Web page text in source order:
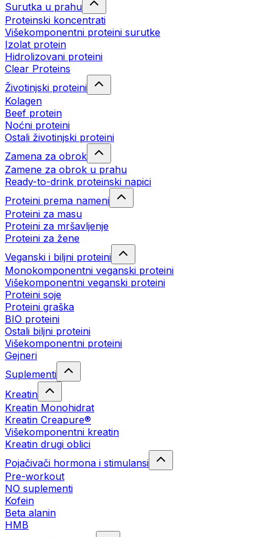
Surutka u prahu
Proteinski koncentrati
Višekomponentni proteini surutke
Izolat protein
Hidrolizovani proteini
Clear Proteins
Životinjski proteini
Kolagen
Beef protein
Noćni proteini
Ostali životinjski proteini
Zamena za obrok
Zamene za obrok u prahu
Ready-to-drink proteinski napici
Proteini prema nameni
Proteini za masu
Proteini za mršavljenje
Proteini za žene
Veganski i biljni proteini
Monokomponentni veganski proteini
Višekomponentni veganski proteini
Proteini soje
Proteini graška
BIO proteini
Ostali biljni proteini
Višekomponentni proteini
Gejneri
Suplementi
Kreatin
Kreatin Monohidrat
Kreatin Creapure®
Višekomponentni kreatin
Kreatin drugi oblici
Pojačivači hormona i stimulansi
Pre-workout
NO suplementi
Kofein
Beta alanin
HMB